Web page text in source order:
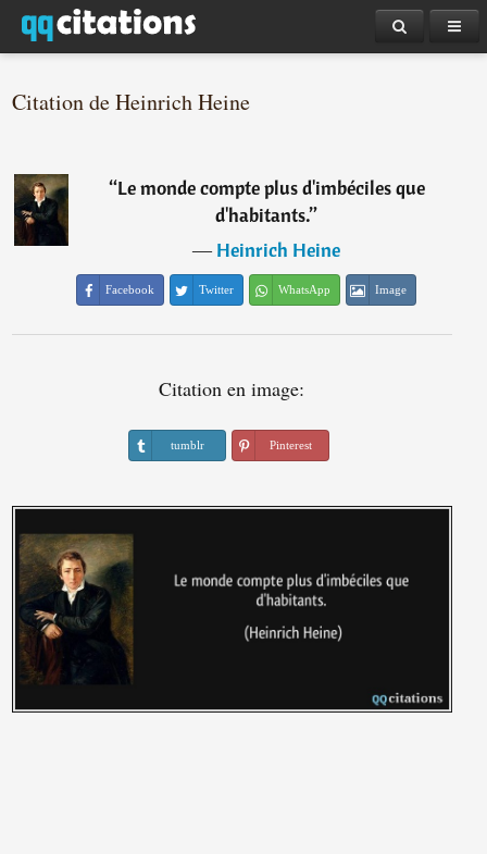
Citation de Heinrich Heine
“Le monde compte plus d'imbéciles que
d'habitants.”
―Heinrich Heine
Facebook Twitter WhatsApp Image
Citation en image:
tumblr Pinterest